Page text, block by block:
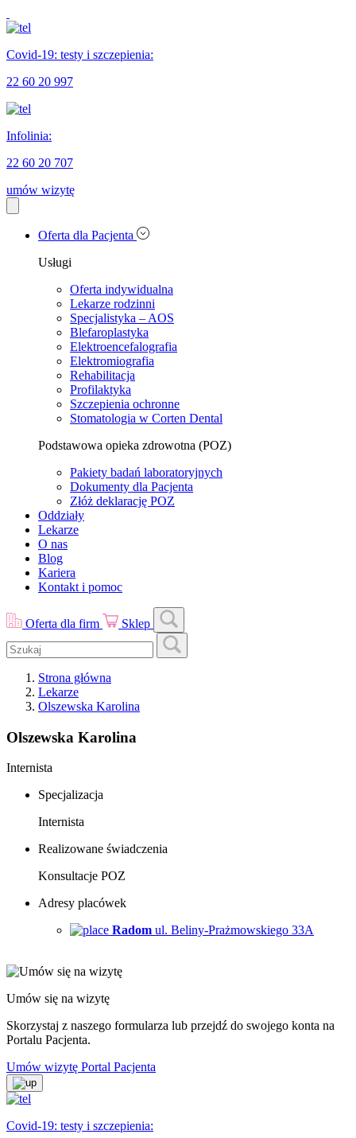
Covid-19: testy i szczepienia:
22 60 20 997
Infolinia:
22 60 20 707
umów wizytę
Oferta dla Pacjenta
Usługi
Oferta indywidualna
Lekarze rodzinni
Specjalistyka – AOS
Blefaroplastyka
Elektroencefalografia
Elektromiografia
Rehabilitacja
Profilaktyka
Szczepienia ochronne
Stomatologia w Corten Dental
Podstawowa opieka zdrowotna (POZ)
Pakiety badań laboratoryjnych
Dokumenty dla Pacjenta
Złóż deklarację POZ
Oddziały
Lekarze
O nas
Blog
Kariera
Kontakt i pomoc
Oferta dla firm Sklep
Strona główna
Lekarze
Olszewska Karolina
Olszewska Karolina
Internista
Specjalizacja
Internista
Realizowane świadczenia
Konsultacje POZ
Adresy placówek
Radom ul. Beliny-Prażmowskiego 33A
Umów się na wizytę
Skorzystaj z naszego formularza lub przejdź do swojego konta na
Portalu Pacjenta.
Umów wizytę Portal Pacjenta
Covid-19: testy i szczepienia: